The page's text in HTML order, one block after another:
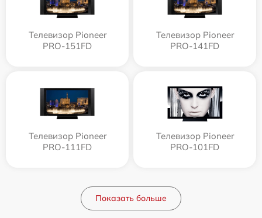
Телевизор Pioneer
PRO-151FD
Телевизор Pioneer
PRO-141FD
Телевизор Pioneer
PRO-111FD
Телевизор Pioneer
PRO-101FD
Показать больше